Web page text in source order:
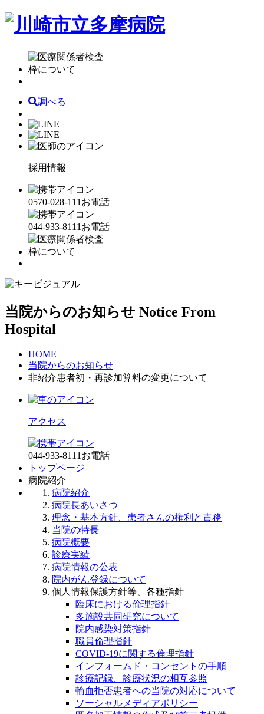
調べる
採用情報
0570-028-111 お電話
044-933-8111 お電話
当院からのお知らせ Notice From
Hospital
HOME
当院からのお知らせ
非紹介患者初・再診加算料の変更について
アクセス
044-933-8111 お電話
トップページ
病院紹介
病院紹介
病院長あいさつ
理念・基本方針、患者さんの権利と責務
当院の特長
病院概要
診療実績
病院情報の公表
院内がん登録について
個人情報保護方針等、各種指針
臨床における倫理指針
多施設共同研究について
院内感染対策指針
職員倫理指針
COVID-19に関する倫理指針
インフォームド・コンセントの手順
診療記録、診療状況の相互参照
輸血拒否患者への当院の対応について
ソーシャルメディアポリシー